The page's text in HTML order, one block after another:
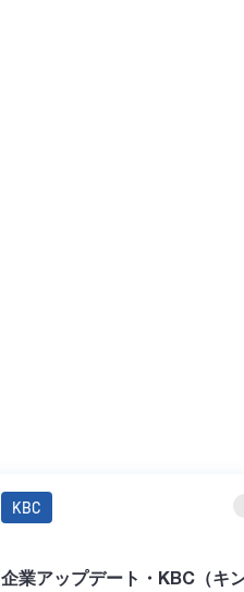
KBC
企業アップデート・KBC（キ